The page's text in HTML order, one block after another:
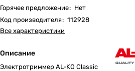
Горячее предложение: Нет
Код производителя: 112928
Все характеристики
Описание
Электротриммер AL-KO Classic